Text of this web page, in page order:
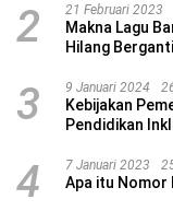
2 21 Februari 2023
Makna Lagu
Hilang
3 9 Januari 2024
Kebijakan
Pendidikan
4 7 Januari 2023
Apa itu Nomor